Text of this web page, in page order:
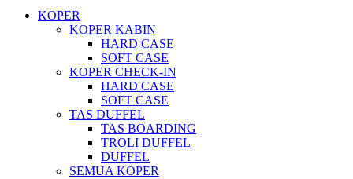
KOPER
KOPER KABIN
HARD CASE
SOFT CASE
KOPER CHECK-IN
HARD CASE
SOFT CASE
TAS DUFFEL
TAS BOARDING
TROLI DUFFEL
DUFFEL
SEMUA KOPER